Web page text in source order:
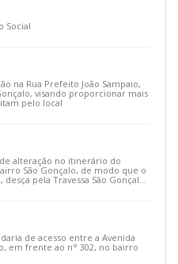
Social
na Rua Prefeito João Sampaio,
visando proporcionar mais
pelo local
alteração no itinerário do
São Gonçalo, de modo que o
pela Travessa São Gonçalo
de acesso entre a Avenida
em frente ao n° 302, no bairro